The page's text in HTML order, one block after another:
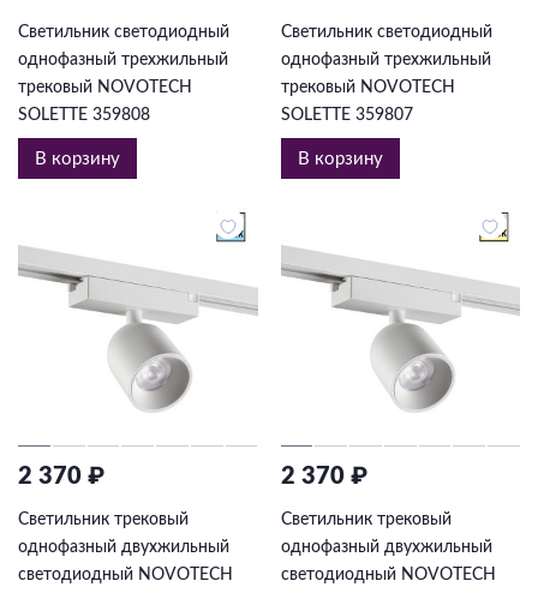
Светильник светодиодный
однофазный трехжильный
трековый NOVOTECH
SOLETTE 359808
В корзину
Светильник светодиодный
однофазный трехжильный
трековый NOVOTECH
SOLETTE 359807
В корзину
2 370 ₽
Светильник трековый
однофазный двухжильный
светодиодный NOVOTECH
2 370 ₽
Светильник трековый
однофазный двухжильный
светодиодный NOVOTECH